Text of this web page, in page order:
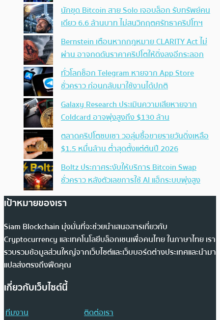
นักขุด Bitcoin สาย Solo เจอบล็อก รับทรัพย์คน
เดียว 6.6 ล้านบาท ไม่สนวิกฤตศรัทธาคริปโทฯ
Bernstein เตือนหากกฎหมาย CLARITY Act ไม่
ผ่าน อาจกดดันราคาคริปโตให้ดิ่งลงอีกระลอก
ทั่วโลกช็อก Telegram หายจาก App Store
ชั่วคราว ก่อนกลับมาใช้งานได้ปกติ
Galaxy Research ประเมินความเสียหายจาก
Coldcard อาจพุ่งสูงถึง $130 ล้าน
ตลาดคริปโตซบเซา วอลุ่มซื้อขายรายวันดิ่งเหลือ
$1.5 หมื่นล้าน ต่ำสุดตั้งแต่ต้นปี 2026
Boltz ประกาศระงับให้บริการ Bitcoin Swap
ชั่วคราว หลังตัวเลขการใช้ AI แฮ็กระบบพุ่งสูง
เป้าหมายของเรา
Siam Blockchain มุ่งมั่นที่จะช่วยนำเสนอสารเกี่ยวกับ
Cryptocurrency และเทคโนโลยีบล็อกเชนเพื่อคนไทย ในภาษาไทย เรา
รวบรวมข้อมูลส่วนใหญ่จากเว็บไซต์และเว็บบอร์ดต่างประเทศและนำมา
แปลส่งตรงถึงฟีดคุณ
เกี่ยวกับเว็บไซต์นี้
ทีมงาน
ติดต่อเรา